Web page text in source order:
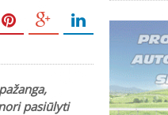
pasiūlyti